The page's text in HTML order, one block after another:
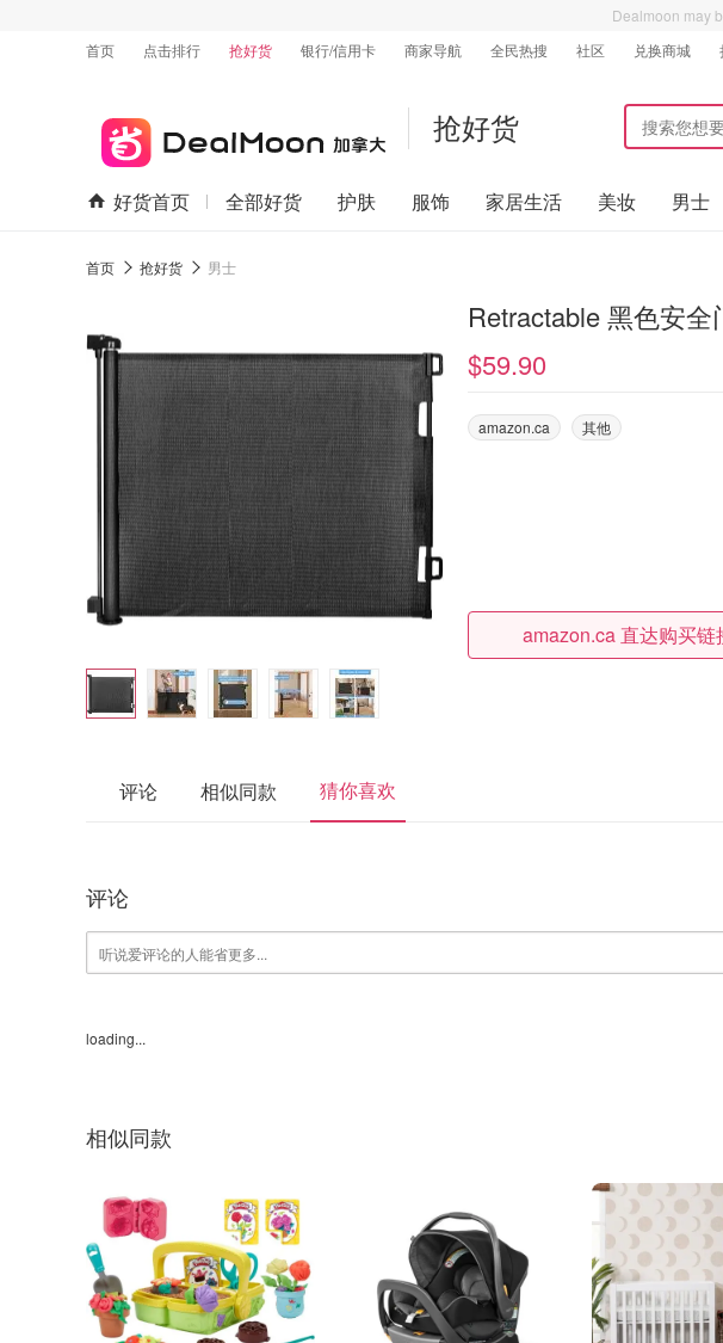
Dealmoon may
首页
点击排行 抢好货 银行/信用卡 商家导航 全民热搜 社区 兑换商城
抢好货
好货首页 全部好货 护肤 服饰 家居生活 美妆 男士
首页 抢好货 男士
Retractable 黑色安全
$59.90
amazon.ca 其他
amazon.ca 直达购买链
评论 相似同款 猜你喜欢
评论
loading...
相似同款